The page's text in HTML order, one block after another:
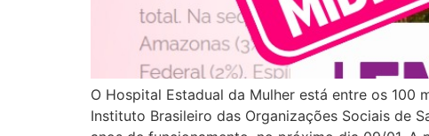
O Hospital Estadual da Mulher está entre os
Instituto Brasileiro das Organizações Sociais de